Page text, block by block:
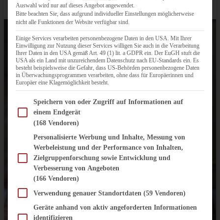
Auswahl wird nur auf dieses Angebot angewendet.
Bitte beachten Sie, dass aufgrund individueller Einstellungen möglicherweise
nicht alle Funktionen der Website verfügbar sind.
Einige Services verarbeiten personenbezogene Daten in den USA. Mit Ihrer
Einwilligung zur Nutzung dieser Services willigen Sie auch in die Verarbeitung
Ihrer Daten in den USA gemäß Art. 49 (1) lit. a GDPR ein. Der EuGH stuft die
USA als ein Land mit unzureichendem Datenschutz nach EU-Standards ein. Es
besteht beispielsweise die Gefahr, dass US-Behörden personenbezogene Daten
in Überwachungsprogrammen verarbeiten, ohne dass für Europäerinnen und
Europäer eine Klagemöglichkeit besteht.
Im Folgenden finden Sie eine Liste der Zwecke des IAB Transparency and Consent
Speichern von oder Zugriff auf Informationen auf
einem Endgerät
(168 Vendoren)
Personalisierte Werbung und Inhalte, Messung von
Werbeleistung und der Performance von Inhalten,
Zielgruppenforschung sowie Entwicklung und
Verbesserung von Angeboten
(166 Vendoren)
Verwendung genauer Standortdaten (59 Vendoren)
Geräte anhand von aktiv angeforderten Informationen
identifizieren